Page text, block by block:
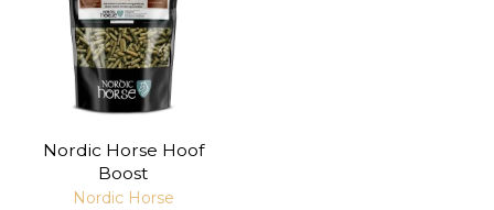
Nordic Horse Hoof
Boost
Nordic Horse